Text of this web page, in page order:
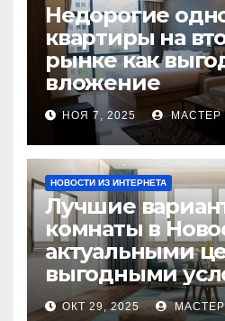
Недорогие
квартиры на
рынке как
вложение
НОЯ 7, 2025 МАСТЕР
НОВОСТИ ИЗ ИНТЕРНЕТА
Лучшие
комнаты в
актуальными
выгодными
ОКТ 29, 2025 МАСТЕР